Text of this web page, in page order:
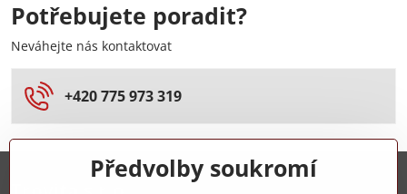
Potřebujete poradit?
Neváhejte nás kontaktovat
+420 775 973 319
Předvolby soukromí